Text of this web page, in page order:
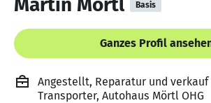
Basis
Ganzes Profil
Angestellt, Reparatur und verkauf
Transporter, Autohaus Mörtl OHG